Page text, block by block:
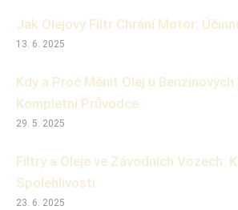
Jak Olejový Filtr Chrání Motor:
13. 6. 2025
Kdy a Proč Měnit Olej u
Kompletní Průvodce
29. 5. 2025
Filtry a Oleje ve Závodních Vozech:
Spolehlivosti
23. 6. 2025